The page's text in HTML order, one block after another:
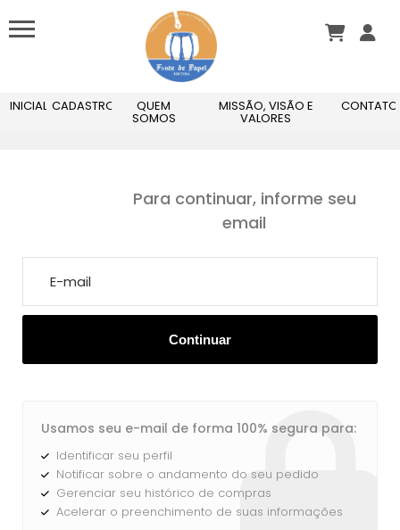
INICIAL CADASTRO QUEM
SOMOS
MISSÃO, VISÃO E
VALORES
CONTATO
Para continuar, informe seu
email
Em breve entraremos em contato.
Continuar
Usamos seu e-mail de forma 100% segura para:
Identificar seu perfil
Notificar sobre o andamento do seu pedido
Gerenciar seu histórico de compras
Acelerar o preenchimento de suas informações